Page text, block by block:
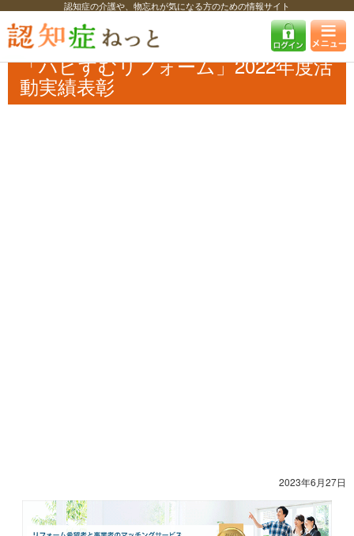
認知症の介護や、物忘れが気になる方のための情報サイト
認知症ねっと 認知症最新ニュース その他
「ハピすむリフォーム」
2022年度活動実績表彰
「ハピすむリフォーム」2022年度活
動実績表彰
2023年6月27日